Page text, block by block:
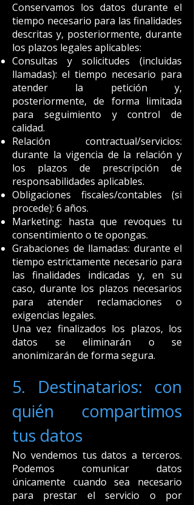
Conservamos los datos durante el
tiempo necesario para las finalidades
descritas y, posteriormente, durante
los plazos legales aplicables:
Consultas y solicitudes (incluidas
llamadas): el tiempo necesario para
atender la petición y,
posteriormente, de forma limitada
para seguimiento y control de
calidad.
Relación contractual/servicios:
durante la vigencia de la relación y
los plazos de prescripción de
responsabilidades aplicables.
Obligaciones fiscales/contables (si
procede): 6 años.
Marketing: hasta que revoques tu
consentimiento o te opongas.
Grabaciones de llamadas: durante el
tiempo estrictamente necesario para
las finalidades indicadas y, en su
caso, durante los plazos necesarios
para atender reclamaciones o
exigencias legales.
Una vez finalizados los plazos, los
datos se eliminarán o se
anonimizarán de forma segura.
5. Destinatarios: con
quién compartimos
tus datos
No vendemos tus datos a terceros.
Podemos comunicar datos
únicamente cuando sea necesario
para prestar el servicio o por